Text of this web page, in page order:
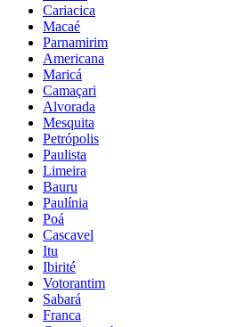
Cariacica
Macaé
Parnamirim
Americana
Maricá
Camaçari
Alvorada
Mesquita
Petrópolis
Paulista
Limeira
Bauru
Paulínia
Poá
Cascavel
Itu
Ibirité
Votorantim
Sabará
Franca